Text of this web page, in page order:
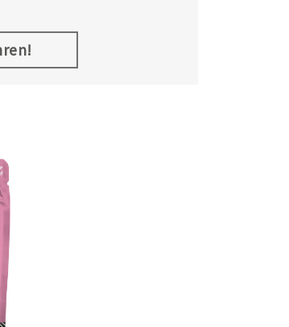
Hunde und Katzen. In
Produkte höchste